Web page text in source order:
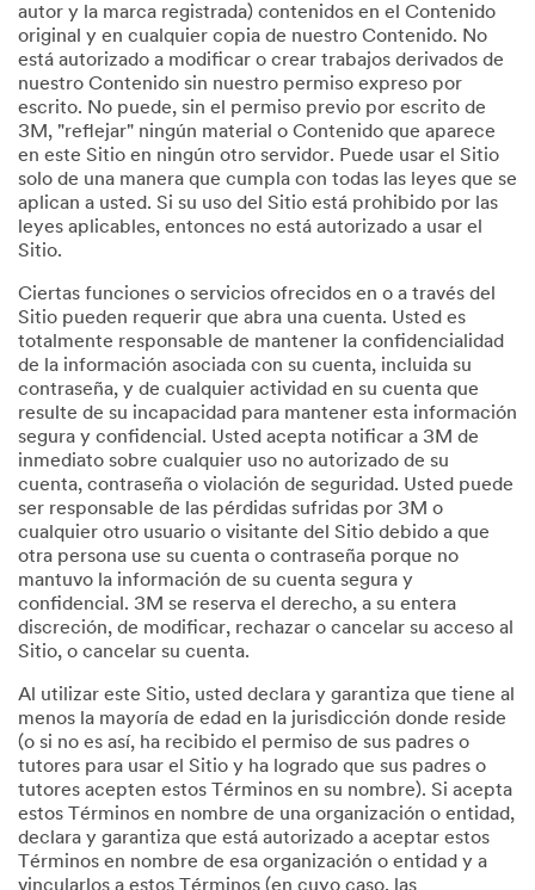
autor y la marca registrada) contenidos en el Contenido
original y en cualquier copia de nuestro Contenido. No
está autorizado a modificar o crear trabajos derivados de
nuestro Contenido sin nuestro permiso expreso por
escrito. No puede, sin el permiso previo por escrito de
3M, "reflejar" ningún material o Contenido que aparece
en este Sitio en ningún otro servidor. Puede usar el Sitio
solo de una manera que cumpla con todas las leyes que se
aplican a usted. Si su uso del Sitio está prohibido por las
leyes aplicables, entonces no está autorizado a usar el
Sitio.
Ciertas funciones o servicios ofrecidos en o a través del
Sitio pueden requerir que abra una cuenta. Usted es
totalmente responsable de mantener la confidencialidad
de la información asociada con su cuenta, incluida su
contraseña, y de cualquier actividad en su cuenta que
resulte de su incapacidad para mantener esta información
segura y confidencial. Usted acepta notificar a 3M de
inmediato sobre cualquier uso no autorizado de su
cuenta, contraseña o violación de seguridad. Usted puede
ser responsable de las pérdidas sufridas por 3M o
cualquier otro usuario o visitante del Sitio debido a que
otra persona use su cuenta o contraseña porque no
mantuvo la información de su cuenta segura y
confidencial. 3M se reserva el derecho, a su entera
discreción, de modificar, rechazar o cancelar su acceso al
Sitio, o cancelar su cuenta.
Al utilizar este Sitio, usted declara y garantiza que tiene al
menos la mayoría de edad en la jurisdicción donde reside
(o si no es así, ha recibido el permiso de sus padres o
tutores para usar el Sitio y ha logrado que sus padres o
tutores acepten estos Términos en su nombre). Si acepta
estos Términos en nombre de una organización o entidad,
declara y garantiza que está autorizado a aceptar estos
Términos en nombre de esa organización o entidad y a